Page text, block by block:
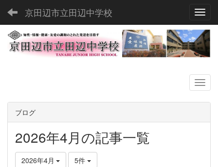
京田辺市立田辺中学校
ブログ
2026年4月の記事一覧
2026年4月 5件